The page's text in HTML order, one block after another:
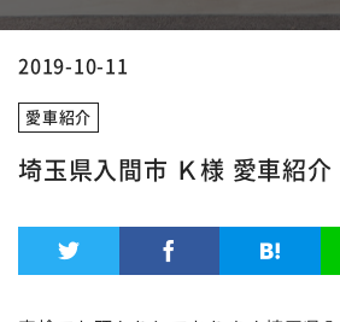
2019-10-11
愛車紹介
埼玉県入間市 Ｋ様 愛車紹介